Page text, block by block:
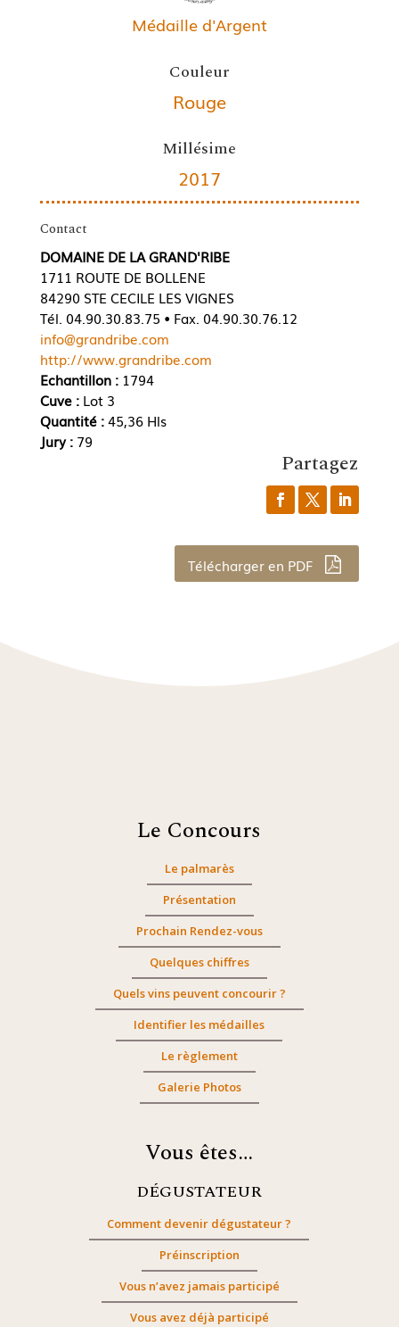
Médaille d'Argent
Couleur
Rouge
Millésime
2017
Contact
DOMAINE DE LA GRAND'RIBE
1711 ROUTE DE BOLLENE
84290 STE CECILE LES VIGNES
Tél. 04.90.30.83.75 • Fax. 04.90.30.76.12
info@grandribe.com
http://www.grandribe.com
Echantillon :1794
Cuve : Lot 3
Quantité :45,36 Hls
Jury : 79
Partagez
Télécharger en PDF
Le Concours
Le palmarès
Présentation
Prochain Rendez-vous
Quelques chiffres
Quels vins peuvent concourir ?
Identifier les médailles
Le règlement
Galerie Photos
Vous êtes…
DÉGUSTATEUR
Comment devenir dégustateur ?
Préinscription
Vous n’avez jamais participé
Vous avez déjà participé